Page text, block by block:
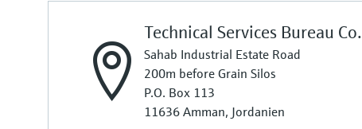
Technical Services Bureau Co.
Sahab Industrial Estate Road
200m before Grain Silos
P.O. Box 113
11636 Amman, Jordanien